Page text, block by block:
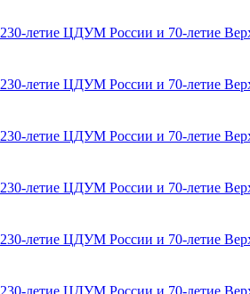
230-летие ЦДУМ России и 70-летие
230-летие ЦДУМ России и 70-летие
230-летие ЦДУМ России и 70-летие
230-летие ЦДУМ России и 70-летие
230-летие ЦДУМ России и 70-летие
230-летие ЦДУМ России и 70-летие